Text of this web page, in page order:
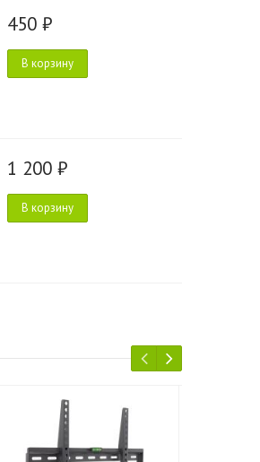
450 ₽
В корзину
1 200 ₽
В корзину